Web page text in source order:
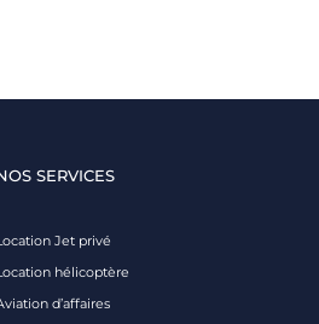
SERVICES
Jet privé
hélicoptère
d’affaires